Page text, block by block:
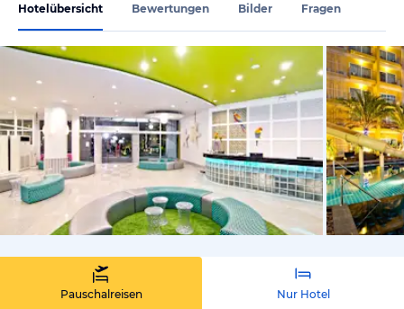
Hotelübersicht Bewertungen Bilder Fragen
von
Pauschalreisen Nur Hotel